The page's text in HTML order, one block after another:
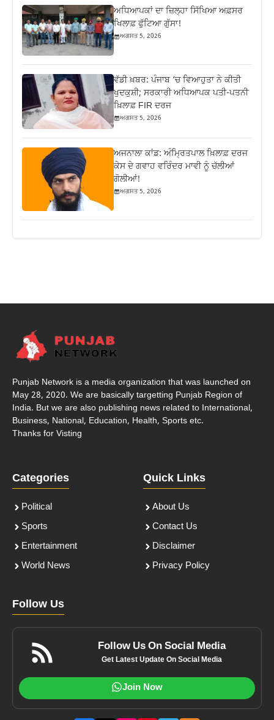
ਅਧਿਆਪਕਾਂ ਦਾ ਜ਼‍ਿਲ੍ਹਾ ਸਿੱਖਿਆ ਅਫ਼ਸਰ
ਖਿਲਾਫ਼ ਫੁੱਟਿਆ ਗੁੱਸਾ!
ਅਗਸਤ 5, 2026
ਵੱਡੀ ਖ਼ਬਰ: ਪੰਜਾਬ ‘ਚ ਵਿਆਹੁਤਾ ਨੇ ਕੀਤੀ
ਖੁਦਕੁਸ਼ੀ; ਸਰਕਾਰੀ ਅਧਿਆਪਕ ਪਤੀ-ਪਤਨੀ
ਖ਼ਿਲਾਫ਼ FIR ਦਰਜ
ਅਗਸਤ 5, 2026
ਅਜਨਾਲਾ ਕਾਂਡ: ਅੰਮ੍ਰਿਤਪਾਲ ਖ਼ਿਲਾਫ਼ ਦਰਜ
ਕੇਸ ਦੇ ਗਵਾਹ ਵਰਿੰਦਰ ਮਾਵੀ ਨੂੰ ਚੱਲੀਆਂ
ਗੋਲੀਆਂ!
ਅਗਸਤ 5, 2026
Punjab Network is a media organization that was launched on
May 28, 2020. We are basically targetting Punjab Region of
India. But we are also publishing news related to International,
Business, National, Education, Health, Sports etc.
Thanks for Visting
Categories
Political
Sports
Entertainment
World News
Quick Links
About Us
Contact Us
Disclaimer
Privacy Policy
Follow Us
Follow Us On Social Media
Get Latest Update On Social Media
Join Now